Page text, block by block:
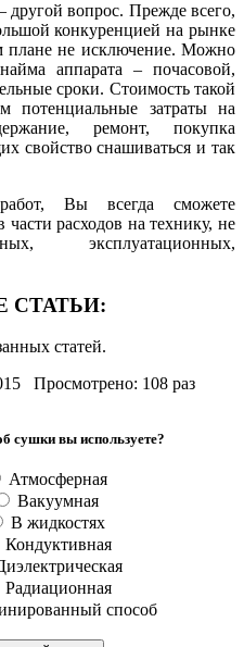
другой вопрос. Прежде всего,
конкуренцией на рынке
плане не исключение. Можно
аппарата – почасовой,
сроки. Стоимость такой
потенциальные затраты на
ремонт, покупка
свойство снашиваться и так
Вы всегда сможете
расходов на технику, не
эксплуатационных,
СТАТЬИ:
статей.
Просмотрено: 108 раз
сушки вы используете?
Атмосферная
Вакуумная
В жидкостях
Кондуктивная
Радиационная
способ